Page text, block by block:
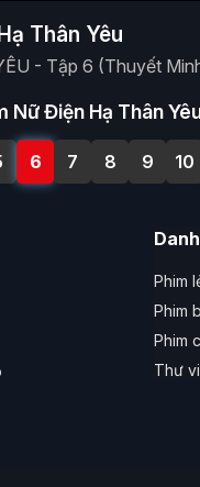
Thân Yêu
- Tập 6 (Thuyết
Nữ Điện Hạ Thân
6 7 8 9 10
Phim
Phim
Phim
Thư